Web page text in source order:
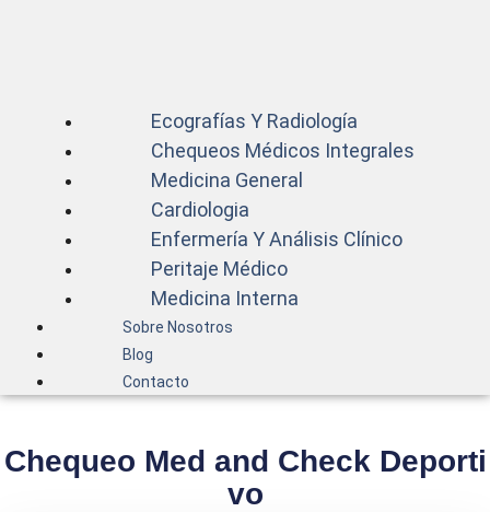
Ecografías Y Radiología
Chequeos Médicos Integrales
Medicina General
Cardiologia
Enfermería Y Análisis Clínico
Peritaje Médico
Medicina Interna
Sobre Nosotros
Blog
Contacto
Chequeo Med and Check Deporti
vo